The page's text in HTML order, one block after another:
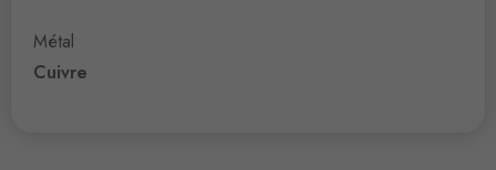
Métal
Cuivre